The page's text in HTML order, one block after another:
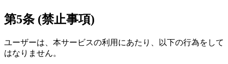
第5条 (禁止事項)
ユーザーは、本サービスの利用にあたり、以下の行為をして
はなりません。